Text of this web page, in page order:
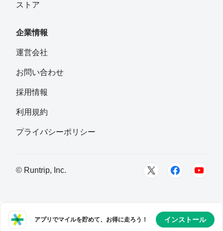
MaSatou
フォロー
フォロー
ストア
企業情報
運営会社
お問い合わせ
採用情報
利用規約
プライバシーポリシー
© Runtrip, Inc.
アプリでマイルを貯めて、お得に走ろう！ インストール